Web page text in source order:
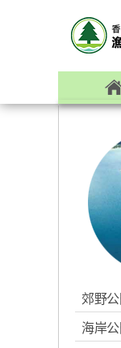
郊野
最
海岸